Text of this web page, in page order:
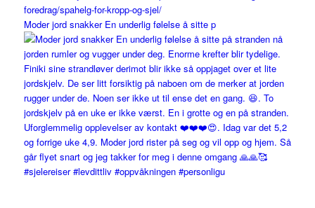
Moder jord snakker En underlig følelse å sitte p
#sjelereiser #levdittliv #oppvåkningen #personligu